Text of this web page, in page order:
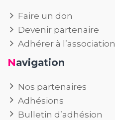
Faire un don
Devenir partenaire
Adhérer à l’association
Navigation
Nos partenaires
Adhésions
Bulletin d’adhésion